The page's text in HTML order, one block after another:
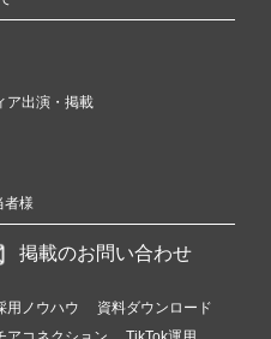
ア出演・掲載
者様
掲載のお問い合わせ
用ノウハウ
資料ダウンロード